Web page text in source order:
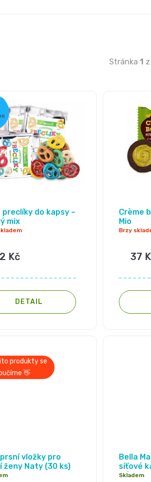
Stránka 1 z
preclíky do kapsy –
mix
Kč
DETAIL
Crème
Mio
Brzy
37
produkty se
👋
prsní vložky pro
ženy Naty (30 ks)
Bella
síťové
M/L, 2 ks
Skladem